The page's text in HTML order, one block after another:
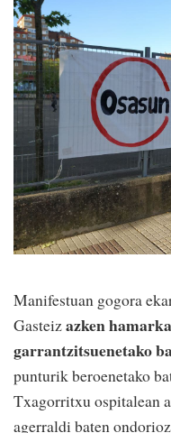
Manifestuan gogora
Gasteizazken
garrantzitsuenetako
punturik beroenetako
Txagorritxu ospitalean
agerraldi baten